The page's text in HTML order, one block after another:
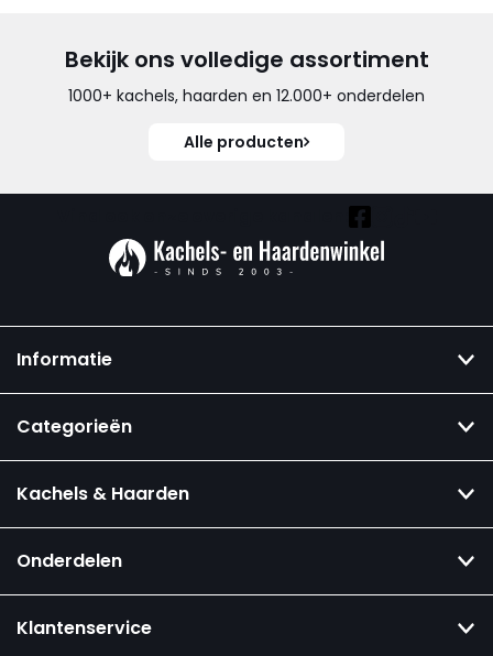
Bekijk ons volledige assortiment
1000+ kachels, haarden en 12.000+ onderdelen
Alle producten
Informatie
Categorieën
Kachels & Haarden
Onderdelen
Klantenservice